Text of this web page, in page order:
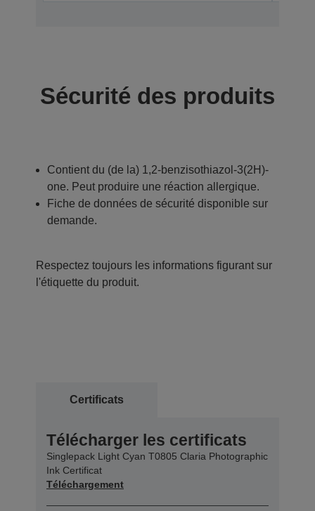
Sécurité des produits
Contient du (de la) 1,2-benzisothiazol-3(2H)-
one. Peut produire une réaction allergique.
Fiche de données de sécurité disponible sur
demande.
Respectez toujours les informations figurant sur
l'étiquette du produit.
Certificats
Télécharger les certificats
Singlepack Light Cyan T0805 Claria Photographic
Ink Certificat
Téléchargement